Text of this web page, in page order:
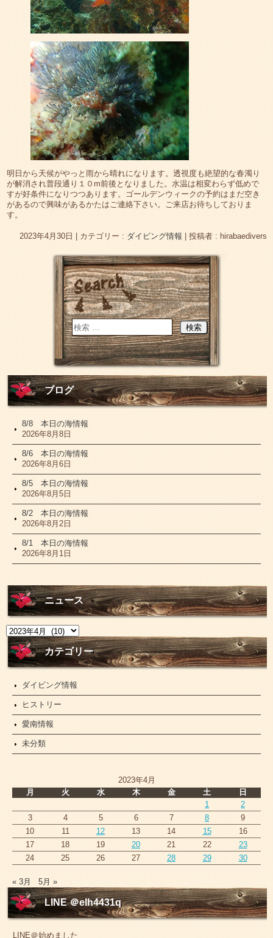
明日から天候がやっと雨から晴れになります。透視度も絶望的な春濁り
が解消され普段通り１０m前後となりました。水温は相変わらず低めで
すが好条件になりつつあります。ゴールデンウィークの予約はまだ空き
があるので興味があるかたはご連絡下さい。ご来店お待ちしておりま
す。
2023年4月30日 カテゴリー : ダイビング情報 投稿者 : hirabaedivers
ブログ
8/8 本日の海情報
2026年8月8日
8/6 本日の海情報
2026年8月6日
8/5 本日の海情報
2026年8月5日
8/2 本日の海情報
2026年8月2日
8/1 本日の海情報
2026年8月1日
ニュース
ニ
ュ
ー
カテゴリー
ダイビング情報
ヒストリー
愛南情報
未分類
2023年4月
月
火 水 木 金 土
日
1
2
3
4 5 6 7 8
9
10
11 12 13 14 15
16
17
18 19 20 21 22
23
24
25 26 27 28 29 30
« 3月 5月 »
LINE ＠elh4431q
LINE＠始めました